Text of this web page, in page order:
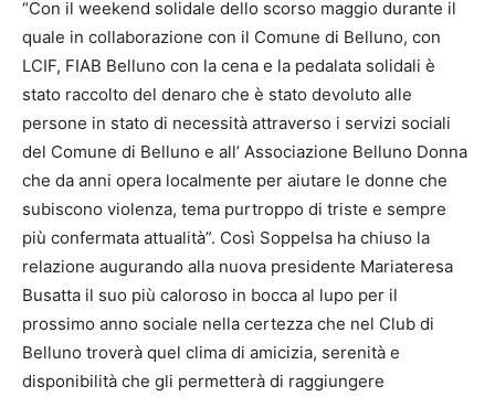
“Con il weekend solidale dello scorso maggio durante il
quale in collaborazione con il Comune di Belluno, con
LCIF, FIAB Belluno con la cena e la pedalata solidali è
stato raccolto del denaro che è stato devoluto alle
persone in stato di necessità attraverso i servizi sociali
del Comune di Belluno e all’ Associazione Belluno Donna
che da anni opera localmente per aiutare le donne che
subiscono violenza, tema purtroppo di triste e sempre
più confermata attualità”. Così Soppelsa ha chiuso la
relazione augurando alla nuova presidente Mariateresa
Busatta il suo più caloroso in bocca al lupo per il
prossimo anno sociale nella certezza che nel Club di
Belluno troverà quel clima di amicizia, serenità e
disponibilità che gli permetterà di raggiungere